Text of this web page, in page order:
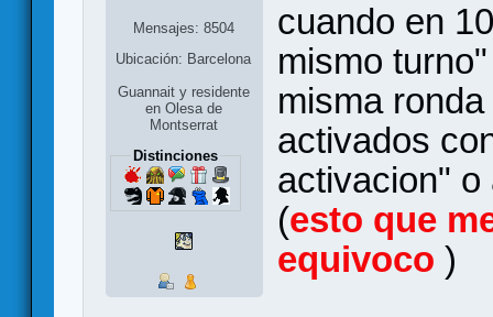
Mensajes: 8504
Ubicación: Barcelona
Guannait y residente
en Olesa de
Montserrat
Distinciones
cuando en
mismo
misma
activados
activacion" o
(esto que
equivoco )